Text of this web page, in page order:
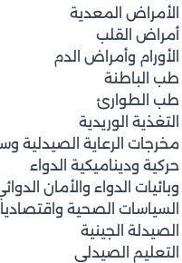
المعدية
القلب
وأمراض الدم
الباطنة
الطوارئ
الوريدية
الرعاية الصيدلية
وديناميكية الدواء
الدواء والأمان
الصحية
الجينية
الصيدلي